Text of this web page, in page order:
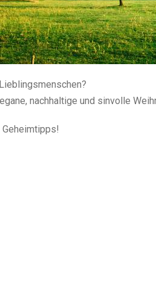
nachhaltige und sinvolle